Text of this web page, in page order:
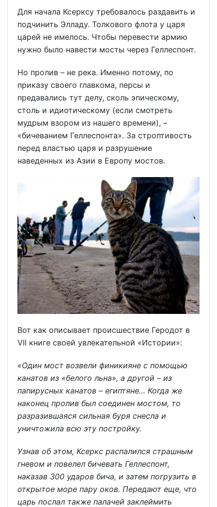
Для начала Ксерксу требовалось раздавить и
подчинить Элладу. Толкового флота у царя
царей не имелось. Чтобы перевести армию
нужно было навести мосты через Геллеспонт.
Но пролив – не река. Именно потому, по
приказу своего главкома, персы и
предавались тут делу, сколь эпическому,
столь и идиотическому (если смотреть
мудрым взором из нашего времени), –
«бичеванием Геллеспонта». За строптивость
перед властью царя и разрушение
наведенных из Азии в Европу мостов.
Вот как описывает происшествие Геродот в
VII книге своей увлекательной «Истории»:
«Один мост возвели финикияне с помощью
канатов из «белого льна», а другой – из
папирусных канатов – египтяне… Когда же
наконец пролив был соединен мостом, то
разразившаяся сильная буря снесла и
уничтожила всю эту постройку.
Узнав об этом, Ксеркс распалился страшным
гневом и повелел бичевать Геллеспонт,
наказав 300 ударов бича, и затем погрузить в
открытое море пару оков. Передают еще, что
царь послал также палачей заклеймить